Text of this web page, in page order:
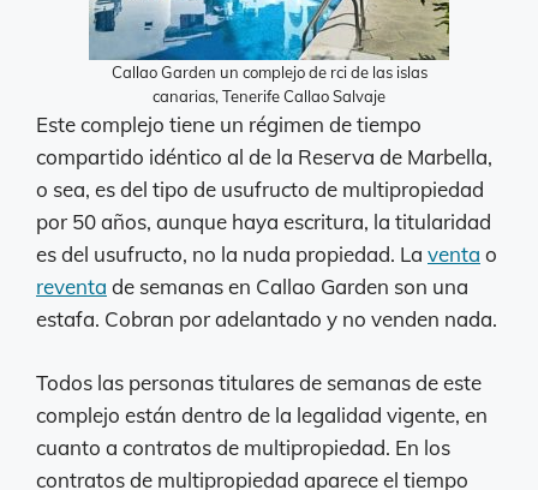
Callao Garden un complejo de rci de las islas
canarias, Tenerife Callao Salvaje
Este complejo tiene un régimen de tiempo
compartido idéntico al de la Reserva de Marbella,
o sea, es del tipo de usufructo de multipropiedad
por 50 años, aunque haya escritura, la titularidad
es del usufructo, no la nuda propiedad. La venta o
reventa de semanas en Callao Garden son una
estafa. Cobran por adelantado y no venden nada.
Todos las personas titulares de semanas de este
complejo están dentro de la legalidad vigente, en
cuanto a contratos de multipropiedad. En los
contratos de multipropiedad aparece el tiempo